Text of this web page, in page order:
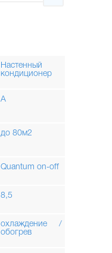
Настенный
кондиционер
A
до 80м2
Quantum on-off
8,5
охлаждение /
обогрев